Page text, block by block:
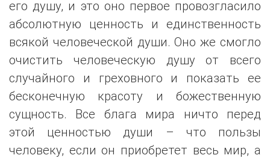
его душу, и это оно первое провозгласило
абсолютную ценность и единственность
всякой человеческой души. Оно же смогло
очистить человеческую душу от всего
случайного и греховного и показать ее
бесконечную красоту и божественную
сущность. Все блага мира ничто перед
этой ценностью души – что пользы
человеку, если он приобретет весь мир, а